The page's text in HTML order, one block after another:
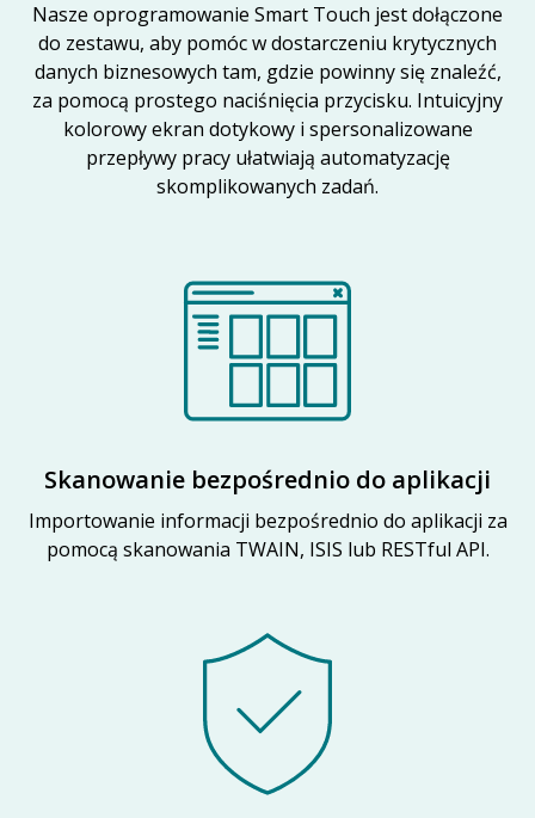
Nasze oprogramowanie Smart Touch jest dołączone
do zestawu, aby pomóc w dostarczeniu krytycznych
danych biznesowych tam, gdzie powinny się znaleźć,
za pomocą prostego naciśnięcia przycisku. Intuicyjny
kolorowy ekran dotykowy i spersonalizowane
przepływy pracy ułatwiają automatyzację
skomplikowanych zadań.
Skanowanie bezpośrednio do aplikacji
Importowanie informacji bezpośrednio do aplikacji za
pomocą skanowania TWAIN, ISIS lub RESTful API.